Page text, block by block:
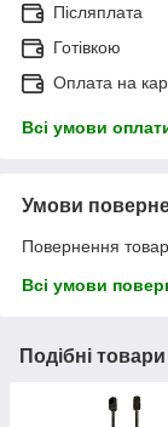
Післяплата
Готівкою
Оплата на
Всі умови
Умови
Повернення
Всі умови
Подібні